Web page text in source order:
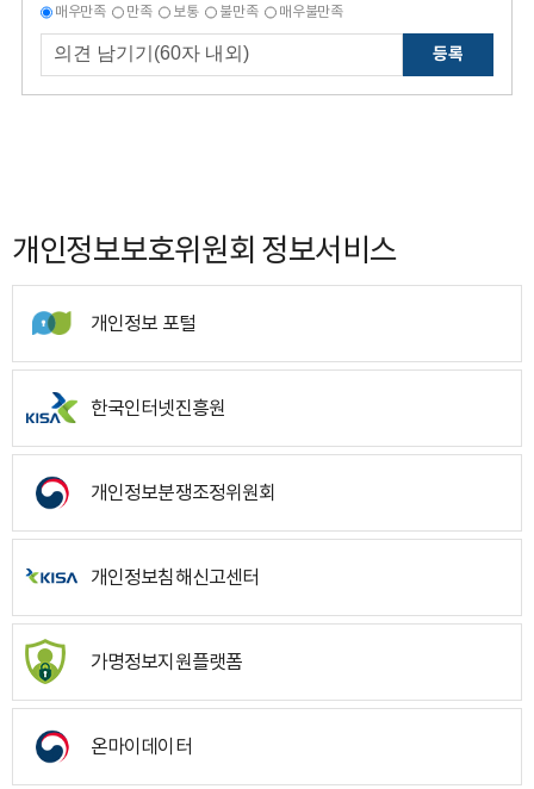
매우만족 만족 보통 불만족 매우불만족
등록
개인정보보호위원회 정보서비스
개인정보 포털
한국인터넷진흥원
개인정보분쟁조정위원회
개인정보침해신고센터
가명정보지원플랫폼
온마이데이터